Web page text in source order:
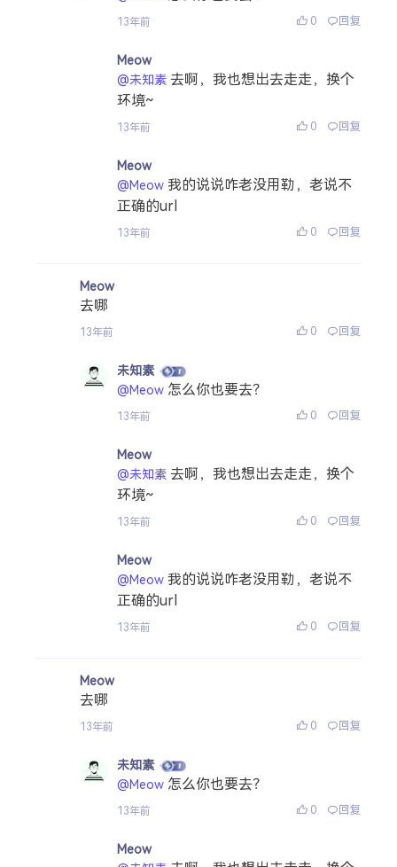
13年前 0 回复
Meow
@未知素 去啊，我也想出去走走，换个
环境~
13年前 0 回复
Meow
@Meow 我的说说咋老没用勒，老说不
正确的url
13年前 0 回复
Meow
去哪
13年前 0 回复
未知素
@Meow 怎么你也要去？
13年前 0 回复
Meow
@未知素 去啊，我也想出去走走，换个
环境~
13年前 0 回复
Meow
@Meow 我的说说咋老没用勒，老说不
正确的url
13年前 0 回复
Meow
去哪
13年前 0 回复
未知素
@Meow 怎么你也要去？
13年前 0 回复
Meow